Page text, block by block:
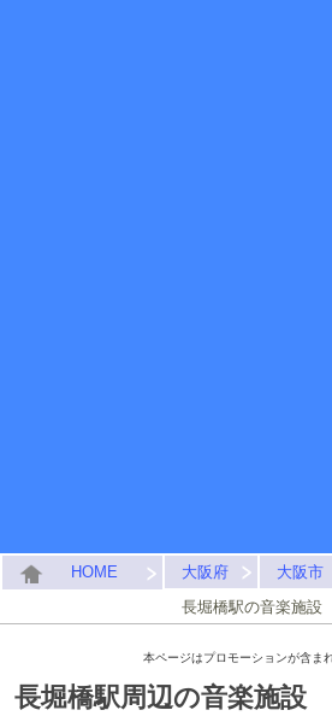
HOME 大阪府 大阪市
長堀橋駅の音楽施設
本ページはプロモーションが含ま
長堀橋駅周辺の音楽施設